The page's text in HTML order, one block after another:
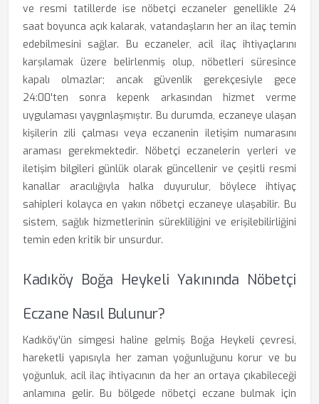
ve resmi tatillerde ise nöbetçi eczaneler genellikle 24
saat boyunca açık kalarak, vatandaşların her an ilaç temin
edebilmesini sağlar. Bu eczaneler, acil ilaç ihtiyaçlarını
karşılamak üzere belirlenmiş olup, nöbetleri süresince
kapalı olmazlar; ancak güvenlik gerekçesiyle gece
24:00'ten sonra kepenk arkasından hizmet verme
uygulaması yaygınlaşmıştır. Bu durumda, eczaneye ulaşan
kişilerin zili çalması veya eczanenin iletişim numarasını
araması gerekmektedir. Nöbetçi eczanelerin yerleri ve
iletişim bilgileri günlük olarak güncellenir ve çeşitli resmi
kanallar aracılığıyla halka duyurulur, böylece ihtiyaç
sahipleri kolayca en yakın nöbetçi eczaneye ulaşabilir. Bu
sistem, sağlık hizmetlerinin sürekliliğini ve erişilebilirliğini
temin eden kritik bir unsurdur.
Kadıköy Boğa Heykeli Yakınında Nöbetçi
Eczane Nasıl Bulunur?
Kadıköy'ün simgesi haline gelmiş Boğa Heykeli çevresi,
hareketli yapısıyla her zaman yoğunluğunu korur ve bu
yoğunluk, acil ilaç ihtiyacının da her an ortaya çıkabileceği
anlamına gelir. Bu bölgede nöbetçi eczane bulmak için